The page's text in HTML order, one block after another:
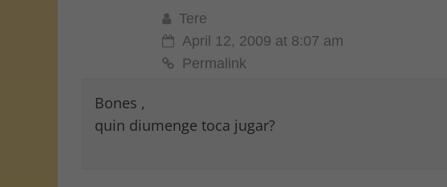
Tere
April 12, 2009 at 8:07 am
Permalink
Bones ,
quin diumenge toca jugar?